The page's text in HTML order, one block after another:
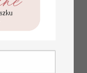
Promocja:
13.00 PLN